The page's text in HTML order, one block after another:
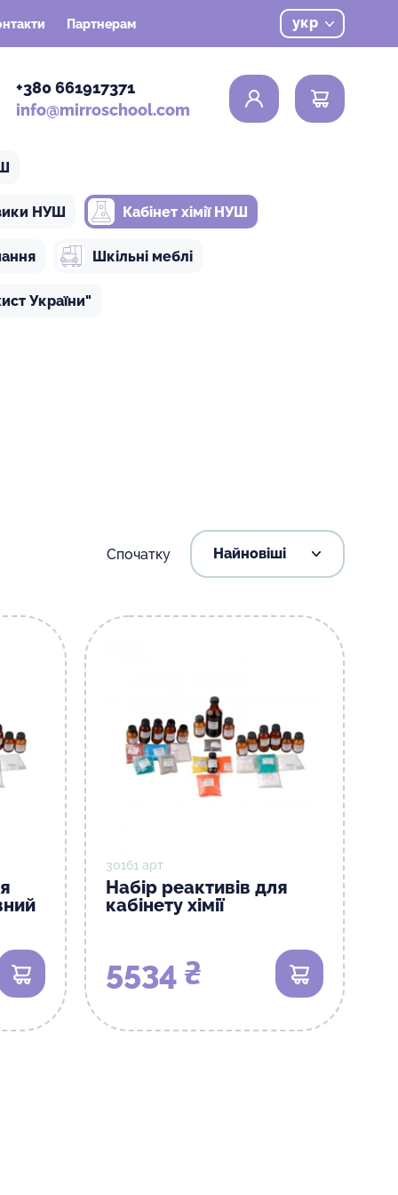
Партнерам укр
+380 661917371
info@mirroschool.com
0
НУШ Кабінет хімії НУШ
Шкільні меблі
України"
Спочатку
30161 арт
Набір реактивів для
кабінету хімії
5534 ₴